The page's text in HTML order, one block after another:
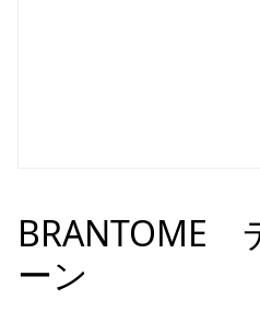
BRANTOME
ーン